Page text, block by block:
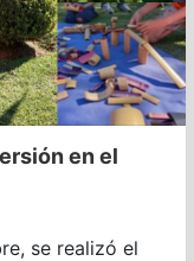
en el
se realizó el